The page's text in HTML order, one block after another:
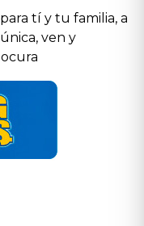
tí y tu familia, a
ven y